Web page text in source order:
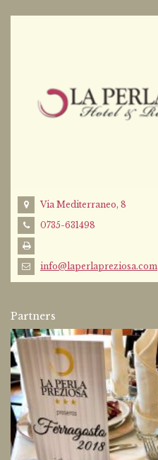
Via Mediterraneo, 8
0735-631498
info@laperlapreziosa.com
Partners